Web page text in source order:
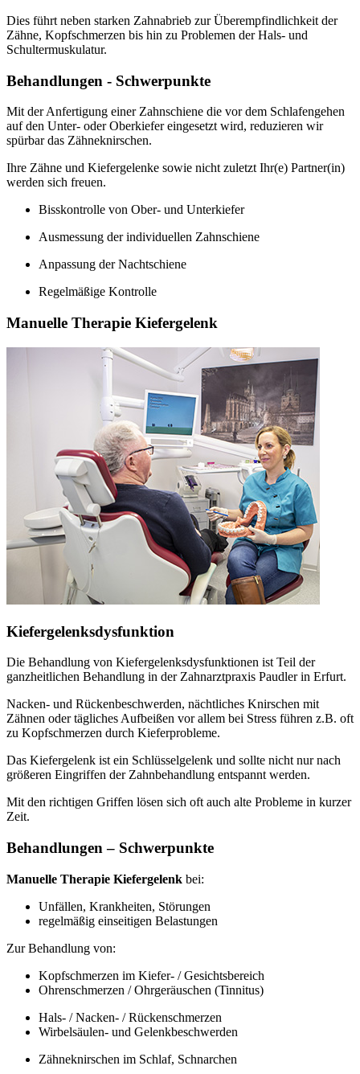
Dies führt neben starken Zahnabrieb zur Überempfindlichkeit der
Zähne, Kopfschmerzen bis hin zu Problemen der Hals- und
Schultermuskulatur.
Behandlungen - Schwerpunkte
Mit der Anfertigung einer Zahnschiene die vor dem Schlafengehen
auf den Unter- oder Oberkiefer eingesetzt wird, reduzieren wir
spürbar das Zähneknirschen.
Ihre Zähne und Kiefergelenke sowie nicht zuletzt Ihr(e) Partner(in)
werden sich freuen.
Bisskontrolle von Ober- und Unterkiefer
Ausmessung der individuellen Zahnschiene
Anpassung der Nachtschiene
Regelmäßige Kontrolle
Manuelle Therapie Kiefergelenk
Kiefergelenksdysfunktion
Die Behandlung von Kiefergelenksdysfunktionen ist Teil der
ganzheitlichen Behandlung in der Zahnarztpraxis Paudler in Erfurt.
Nacken- und Rückenbeschwerden, nächtliches Knirschen mit
Zähnen oder tägliches Aufbeißen vor allem bei Stress führen z.B. oft
zu Kopfschmerzen durch Kieferprobleme.
Das Kiefergelenk ist ein Schlüsselgelenk und sollte nicht nur nach
größeren Eingriffen der Zahnbehandlung entspannt werden.
Mit den richtigen Griffen lösen sich oft auch alte Probleme in kurzer
Zeit.
Behandlungen – Schwerpunkte
Manuelle Therapie Kiefergelenk bei:
Unfällen, Krankheiten, Störungen
regelmäßig einseitigen Belastungen
Zur Behandlung von:
Kopfschmerzen im Kiefer- / Gesichtsbereich
Ohrenschmerzen / Ohrgeräuschen (Tinnitus)
Hals- / Nacken- / Rückenschmerzen
Wirbelsäulen- und Gelenkbeschwerden
Zähneknirschen im Schlaf, Schnarchen